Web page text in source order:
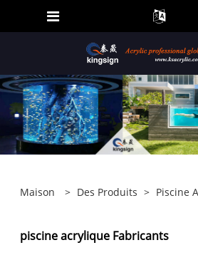
Maison > Des Produits > Piscine
piscine acrylique Fabricants